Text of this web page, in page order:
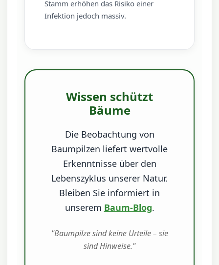
Stamm erhöhen das Risiko einer
Infektion jedoch massiv.
Wissen schützt
Bäume
Die Beobachtung von
Baumpilzen liefert wertvolle
Erkenntnisse über den
Lebenszyklus unserer Natur.
Bleiben Sie informiert in
unserem Baum-Blog.
"Baumpilze sind keine Urteile – sie
sind Hinweise."